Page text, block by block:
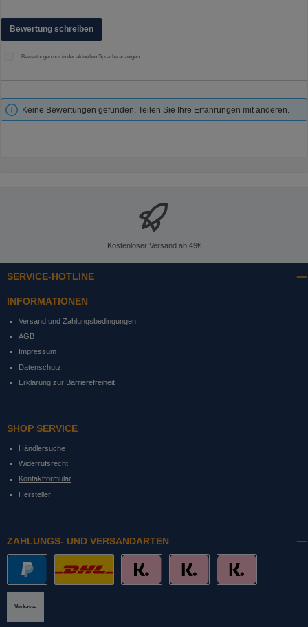
Bewertung schreiben
Bewertungen nur in der aktuellen Sprache anzeigen.
Keine Bewertungen gefunden. Teilen Sie Ihre Erfahrungen mit anderen.
Kostenloser Versand ab 49€
SERVICE-HOTLINE
INFORMATIONEN
Versand und Zahlungsbedingungen
AGB
Impressum
Datenschutz
Erklärung zur Barrierefreiheit
SHOP SERVICE
Händlersuche
Widerrufsrecht
Kontaktformular
Hersteller
ZAHLUNGS- UND VERSANDARTEN
Vorkasse